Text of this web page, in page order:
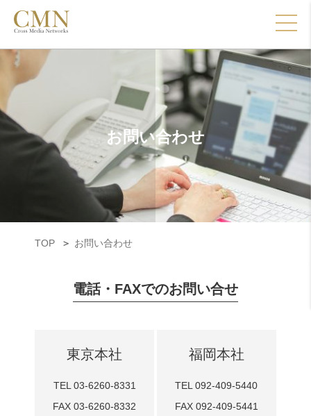
お問い合わせ
TOP お問い合わせ
電話・FAXでのお問い合せ
東京本社
TEL 03-6260-8331
FAX 03-6260-8332
福岡本社
TEL 092-409-5440
FAX 092-409-5441